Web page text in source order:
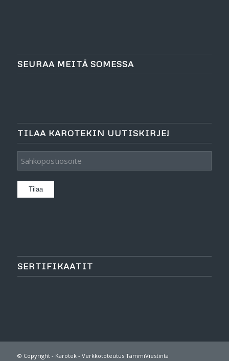
SEURAA MEITÄ SOMESSA
TILAA KAROTEKIN UUTISKIRJE!
SERTIFIKAATIT
© Copyright - Karotek- Verkkototeutus TammiViestintä